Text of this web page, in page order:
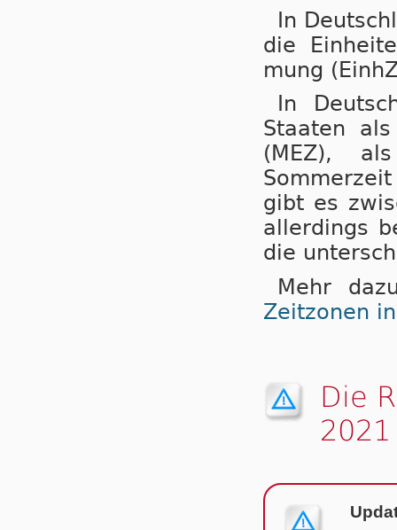
In
die
mung
In
Staaten
(MEZ),
gibt es
aller­dings
die
Mehr
Zeitzonen
Die
2021